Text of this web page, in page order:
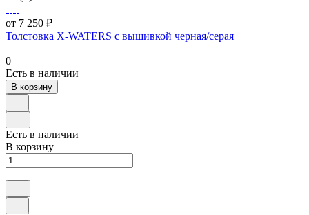
от 7 250 ₽
Толстовка X-WATERS с вышивкой черная/серая
0
Есть в наличии
В корзину
Есть в наличии
В корзину